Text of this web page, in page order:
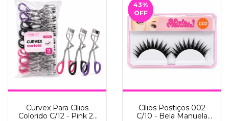
Curvex Para Cílios
Colorido C/12 - Pink 21
43%
OFF
Cílios Postiços 002
C/10 - Bela Manuela